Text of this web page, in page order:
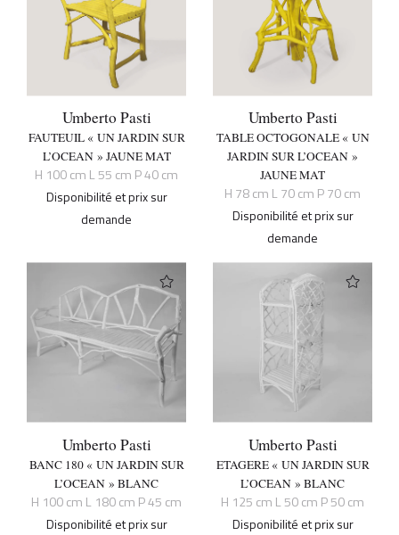
Umberto Pasti
FAUTEUIL « UN JARDIN SUR
L’OCEAN » JAUNE MAT
H 100 cm L 55 cm P 40 cm
Disponibilité et prix sur
demande
Umberto Pasti
TABLE OCTOGONALE « UN
JARDIN SUR L’OCEAN »
JAUNE MAT
H 78 cm L 70 cm P 70 cm
Disponibilité et prix sur
demande
Umberto Pasti
BANC 180 « UN JARDIN SUR
L’OCEAN » BLANC
H 100 cm L 180 cm P 45 cm
Disponibilité et prix sur
Umberto Pasti
ETAGERE « UN JARDIN SUR
L’OCEAN » BLANC
H 125 cm L 50 cm P 50 cm
Disponibilité et prix sur